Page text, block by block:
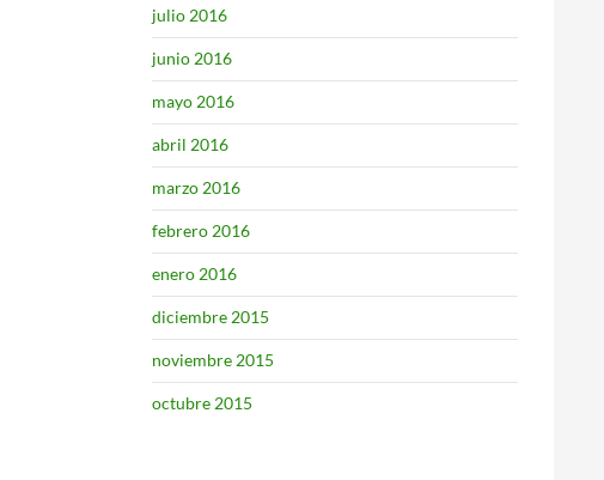
julio 2016
junio 2016
mayo 2016
abril 2016
marzo 2016
febrero 2016
enero 2016
diciembre 2015
noviembre 2015
octubre 2015